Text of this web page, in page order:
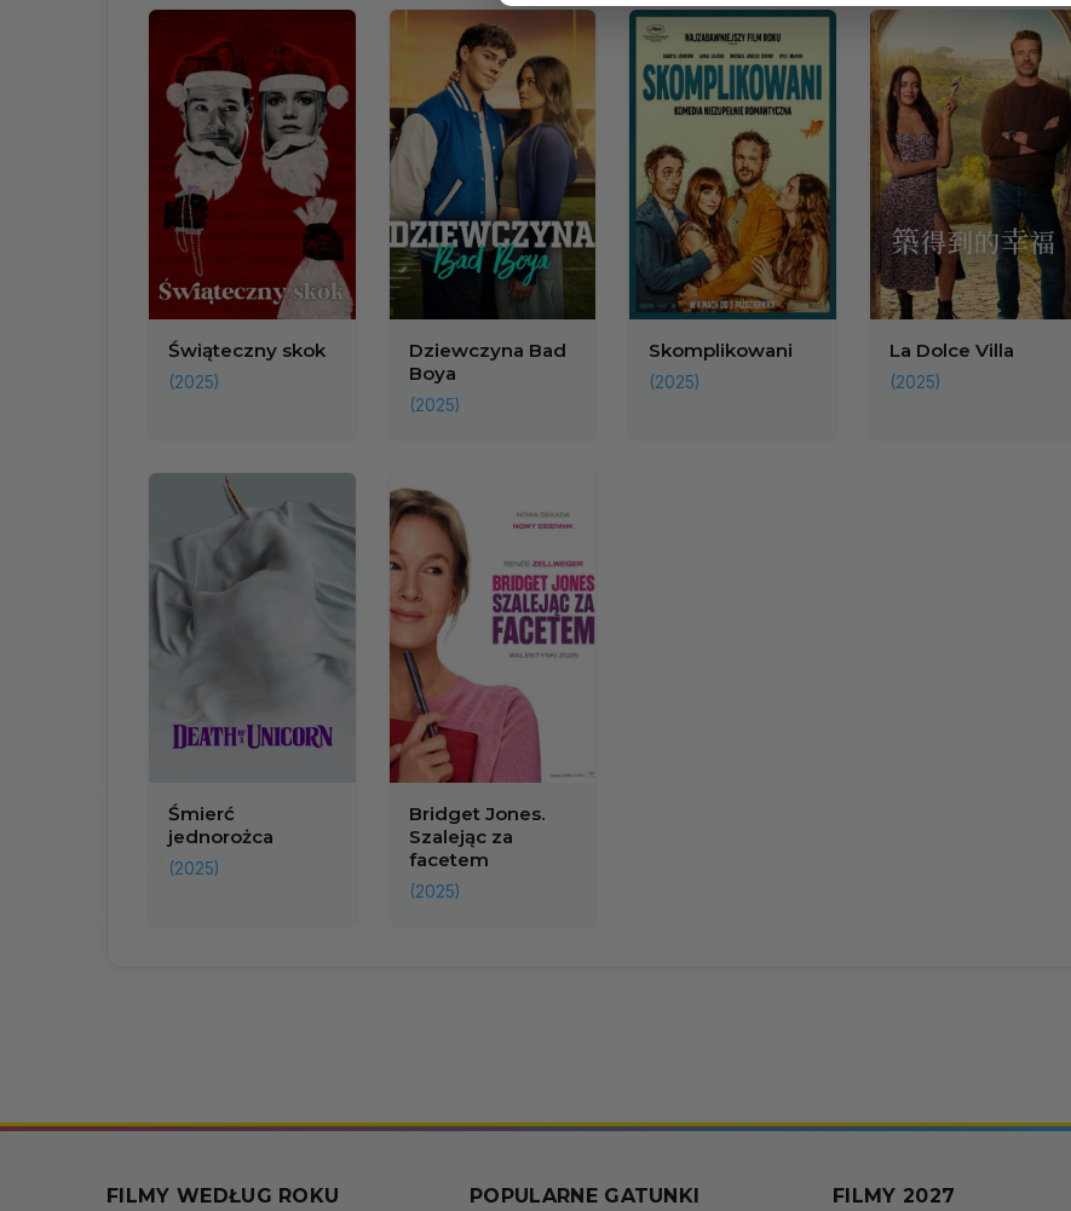
Świąteczny skok
(2025)
Dziewczyna Bad
Boya
(2025)
Skomplikowani
(2025)
La Dolce Villa
(2025)
Śmierć
jednorożca
(2025)
Bridget Jones.
Szalejąc za
facetem
(2025)
FILMY WEDŁUG ROKU POPULARNE GATUNKI FILMY 2027